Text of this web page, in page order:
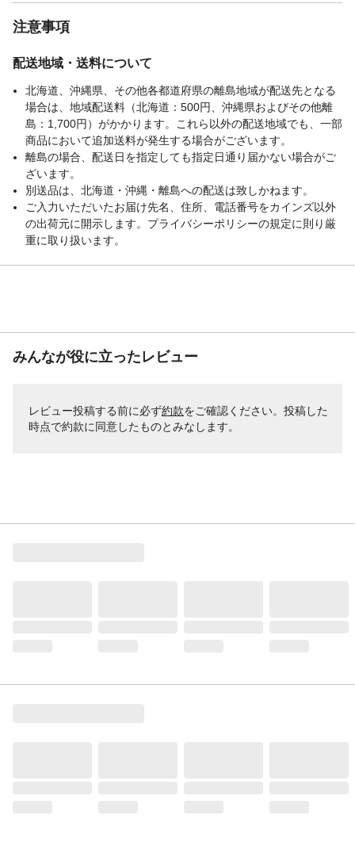
注意事項
配送地域・送料について
北海道、沖縄県、その他各都道府県の離島地域が配送先となる
場合は、地域配送料（北海道：500円、沖縄県およびその他離
島：1,700円）がかかります。これら以外の配送地域でも、一部
商品において追加送料が発生する場合がございます。
離島の場合、配送日を指定しても指定日通り届かない場合がご
ざいます。
別送品は、北海道・沖縄・離島への配送は致しかねます。
ご入力いただいたお届け先名、住所、電話番号をカインズ以外
の出荷元に開示します。プライバシーポリシーの規定に則り厳
重に取り扱います。
みんなが役に立ったレビュー
レビュー投稿する前に必ず約款をご確認ください。投稿した
時点で約款に同意したものとみなします。